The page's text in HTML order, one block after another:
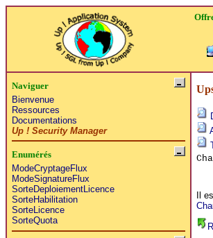
Naviguer
Bienvenue
Ressources
Documentations
Up ! Security Manager
Enumérés
ModeCryptageFlux
ModeSignatureFlux
SorteDeploiementLicence
SorteHabilitation
SorteLicence
SorteQuota
Il